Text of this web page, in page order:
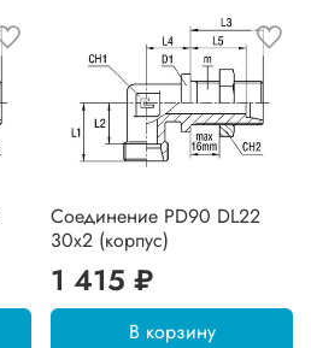
Соединение PD90 DL22
30х2 (корпус)
1 415 ₽
В корзину